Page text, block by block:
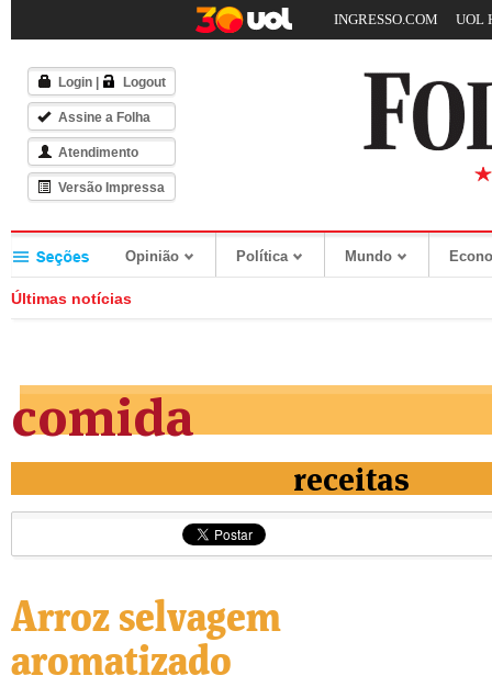
INGRESSO.COM UOL
Login Logout
Assine a Folha
Atendimento
Versão Impressa
Opinião Política Mundo
Últimas notícias
comida
receitas
Arroz selvagem
aromatizado